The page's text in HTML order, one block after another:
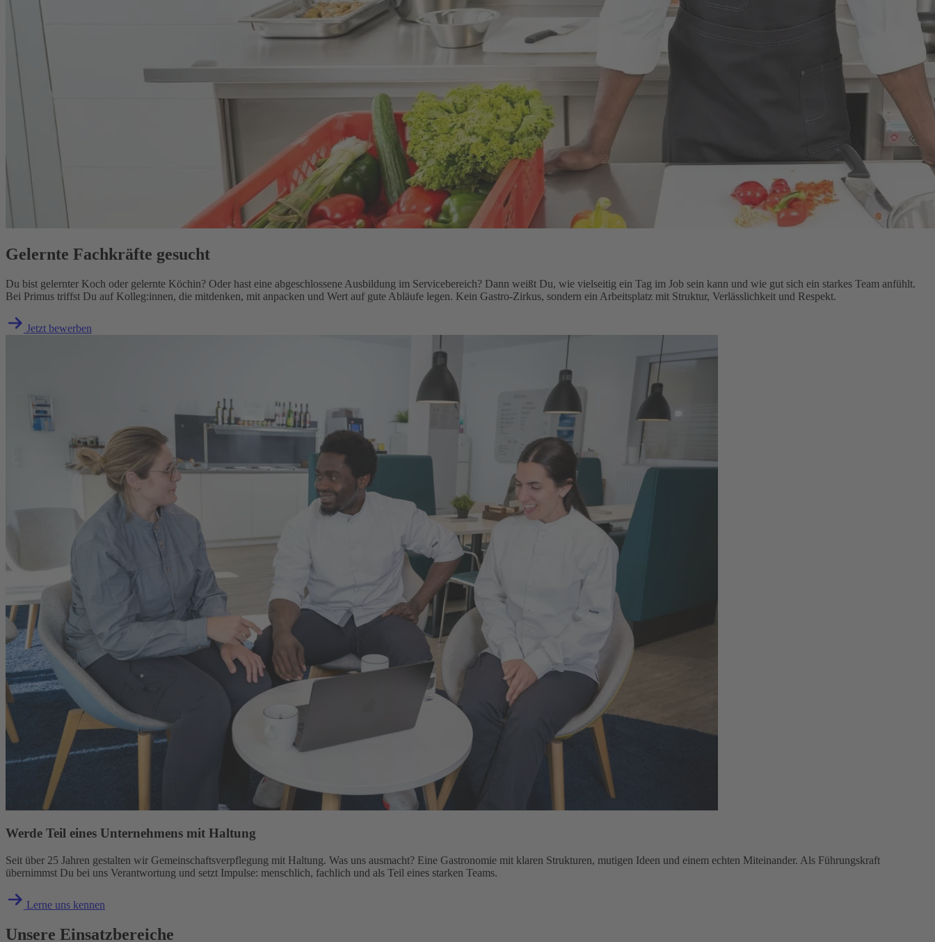
Gelernte Fachkräfte gesucht
Du bist gelernter Koch oder gelernte Köchin? Oder hast eine abgeschlossene Ausbildung im Servicebereich? Dann weißt Du, wie vielseitig ein Tag im Job sein kann und wie gut sich ein starkes Team anfühlt.
Bei Primus triffst Du auf Kolleg:innen, die mitdenken, mit anpacken und Wert auf gute Abläufe legen. Kein Gastro-Zirkus, sondern ein Arbeitsplatz mit Struktur, Verlässlichkeit und Respekt.
Jetzt bewerben
Werde Teil eines Unternehmens mit Haltung
Seit über 25 Jahren gestalten wir Gemeinschaftsverpflegung mit Haltung. Was uns ausmacht? Eine Gastronomie mit klaren Strukturen, mutigen Ideen und einem echten Miteinander. Als Führungskraft
übernimmst Du bei uns Verantwortung und setzt Impulse: menschlich, fachlich und als Teil eines starken Teams.
Lerne uns kennen
Unsere Einsatz­bereiche